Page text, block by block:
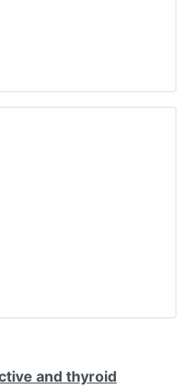
and thyroid